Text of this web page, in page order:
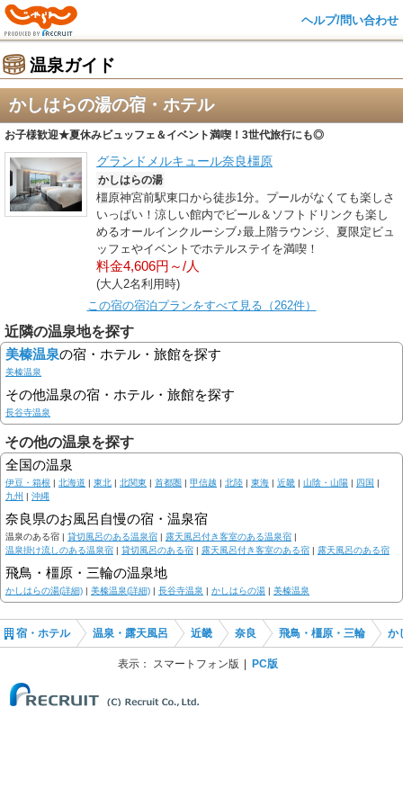
ヘルプ/問い合わせ
温泉ガイド
かしはらの湯の宿・ホテル
お子様歓迎★夏休みビュッフェ＆イベント満喫！3世代旅行にも◎
グランドメルキュール奈良橿原
かしはらの湯
橿原神宮前駅東口から徒歩1分。プールがなくても楽しさ
いっぱい！涼しい館内でビール＆ソフトドリンクも楽し
めるオールインクルーシブ♪最上階ラウンジ、夏限定ビュ
ッフェやイベントでホテルステイを満喫！
料金4,606円～/人
(大人2名利用時)
この宿の宿泊プランをすべて見る（262件）
近隣の温泉地を探す
美榛温泉の宿・ホテル・旅館を探す
美榛温泉
その他温泉の宿・ホテル・旅館を探す
長谷寺温泉
その他の温泉を探す
全国の温泉
伊豆・箱根 | 北海道 | 東北 | 北関東 | 首都圏 | 甲信越 | 北陸 | 東海 | 近畿 | 山陰・山陽 | 四国 |
九州 | 沖縄
奈良県のお風呂自慢の宿・温泉宿
温泉のある宿 | 貸切風呂のある温泉宿 | 露天風呂付き客室のある温泉宿 |
温泉掛け流しのある温泉宿 | 貸切風呂のある宿 | 露天風呂付き客室のある宿 | 露天風呂のある宿
飛鳥・橿原・三輪の温泉地
かしはらの湯(詳細) | 美榛温泉(詳細) | 長谷寺温泉 | かしはらの湯 | 美榛温泉
宿・ホテル 温泉・露天風呂 近畿 奈良 飛鳥・橿原・三輪 か
表示： スマートフォン版 PC版